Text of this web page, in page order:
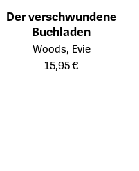
Der verschwundene
Buchladen
Öffnet die Detailseite des
Woods, Evie
15,95 €